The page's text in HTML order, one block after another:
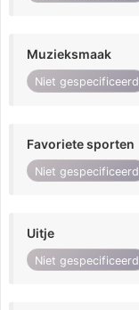
Muzieksmaak
Niet gespecificeerd
Favoriete sporten
Niet gespecificeerd
Uitje
Niet gespecificeerd